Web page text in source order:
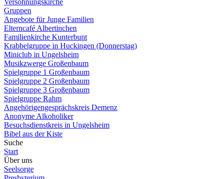
Versöhnungskirche
Gruppen
Angebote für Junge Familien
Elterncafé Albertinchen
Familienkirche Kunterbunt
Krabbelgruppe in Huckingen (Donnerstag)
Miniclub in Ungelsheim
Musikzwerge Großenbaum
Spielgruppe 1 Großenbaum
Spielgruppe 2 Großenbaum
Spielgruppe 3 Großenbaum
Spielgruppe Rahm
Angehörigengesprächskreis Demenz
Anonyme Alkoholiker
Besuchsdienstkreis in Ungelsheim
Bibel aus der Kiste
Suche
Start
Über uns
Seelsorge